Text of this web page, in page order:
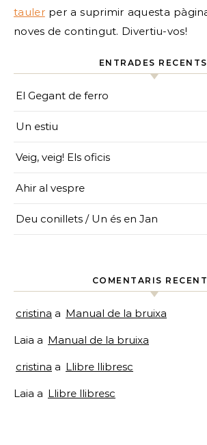
taulerper a suprimir aquesta
noves de contingut. Divertiu-vos!
ENTRADES RECENTS
El Gegant de ferro
Un estiu
Veig, veig! Els oficis
Ahir al vespre
Deu conillets / Un és en Jan
COMENTARIS
cristina a Manual de la bruixa
Laia a Manual de la bruixa
cristina a Llibre llibresc
Laia a Llibre llibresc